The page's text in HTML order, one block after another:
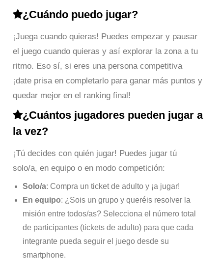
¿Cuándo puedo jugar?
¡Juega cuando quieras! Puedes empezar y pausar
el juego cuando quieras y así explorar la zona a tu
ritmo. Eso sí, si eres una persona competitiva
¡date prisa en completarlo para ganar más puntos y
quedar mejor en el ranking final!
¿Cuántos jugadores pueden jugar a
la vez?
¡Tú decides con quién jugar! Puedes jugar tú
solo/a, en equipo o en modo competición:
Solo/a: Compra un ticket de adulto y ¡a jugar!
En equipo: ¿Sois un grupo y queréis resolver la
misión entre todos/as? Selecciona el número total
de participantes (tickets de adulto) para que cada
integrante pueda seguir el juego desde su
smartphone.